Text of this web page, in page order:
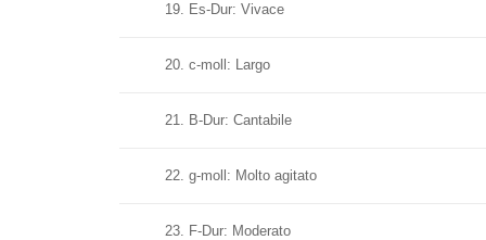
19. Es-Dur: Vivace
20. c-moll: Largo
21. B-Dur: Cantabile
22. g-moll: Molto agitato
23. F-Dur: Moderato